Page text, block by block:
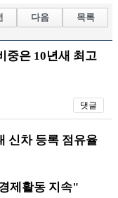
국내축구
다음 목록
중은 10년새 최고
댓글
신차 등록 점유율
제활동 지속"